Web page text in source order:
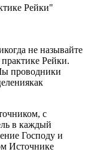
не называйте
практике Рейки.
проводники
с
в каждый
Господу и
Источнике